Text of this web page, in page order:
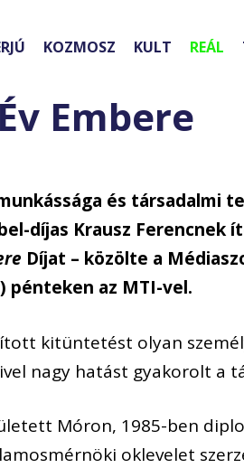
KOZMOSZ KULT REÁL
Embere
és társadalmi
díjas Krausz Ferencnek
Díjat – közölte a
pénteken az MTI-vel.
kitüntetést olyan
nagy hatást gyakorolt a
Móron, 1985-ben
oklevelet